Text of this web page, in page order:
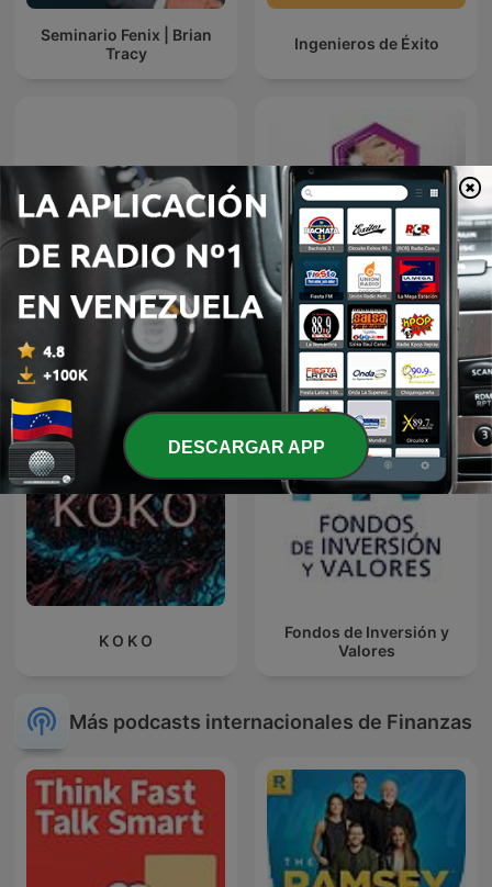
Seminario Fenix | Brian
Tracy
Ingenieros de Éxito
Radio Unión Mt. Fuji Radio Ilumina
K O K O
Fondos de Inversión y
Valores
Más podcasts internacionales de Finanzas
DESCARGAR APP